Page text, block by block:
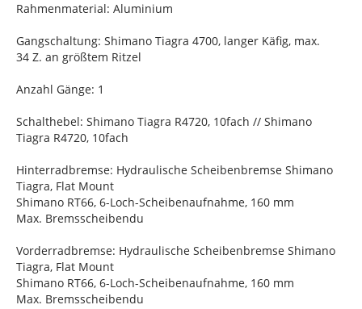
Rahmenmaterial: Aluminium
Gangschaltung: Shimano Tiagra 4700, langer Käfig, max.
34 Z. an größtem Ritzel
Anzahl Gänge: 1
Schalthebel: Shimano Tiagra R4720, 10fach // Shimano
Tiagra R4720, 10fach
Hinterradbremse: Hydraulische Scheibenbremse Shimano
Tiagra, Flat Mount
Shimano RT66, 6-Loch-Scheibenaufnahme, 160 mm
Max. Bremsscheibendu
Vorderradbremse: Hydraulische Scheibenbremse Shimano
Tiagra, Flat Mount
Shimano RT66, 6-Loch-Scheibenaufnahme, 160 mm
Max. Bremsscheibendu